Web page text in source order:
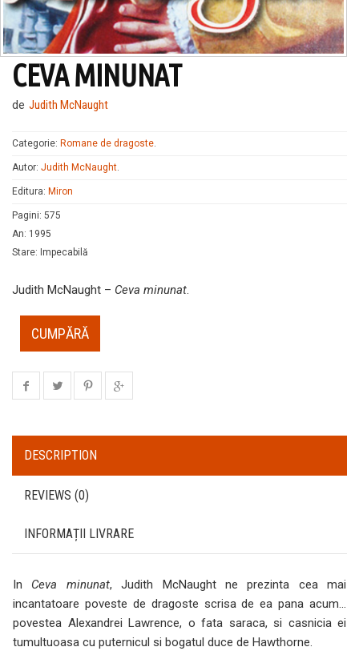
CEVA MINUNAT
de Judith McNaught
Categorie: Romane de dragoste.
Autor: Judith McNaught.
Editura: Miron
Pagini: 575
An: 1995
Stare: Impecabilă
Judith McNaught – Ceva minunat.
CUMPĂRĂ
DESCRIPTION
REVIEWS (0)
INFORMAȚII LIVRARE
In Ceva minunat, Judith McNaught ne prezinta cea mai
incantatoare poveste de dragoste scrisa de ea pana acum…
povestea Alexandrei Lawrence, o fata saraca, si casnicia ei
tumultuoasa cu puternicul si bogatul duce de Hawthorne.